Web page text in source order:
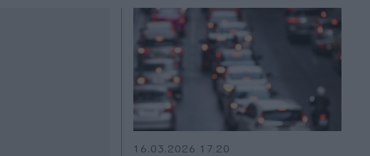
16.03.2026 17:20